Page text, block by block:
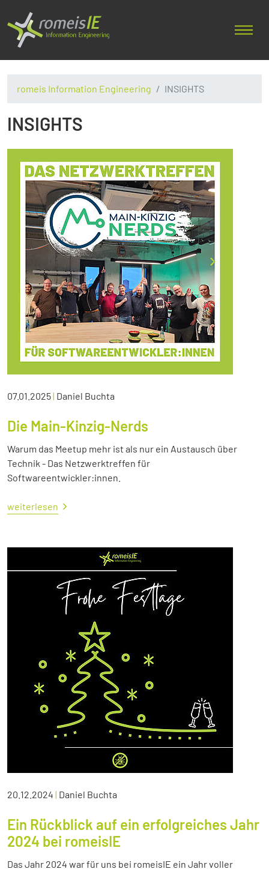
romeis Information Engineering INSIGHTS
INSIGHTS
07.01.2025| Daniel Buchta
Die Main-Kinzig-Nerds
Warum das Meetup mehr ist als nur ein Austausch über
Technik - Das Netzwerktreffen für
Softwareentwickler:innen.
weiterlesen
20.12.2024 | Daniel Buchta
Ein Rückblick auf ein erfolgreiches Jahr
2024 bei romeisIE
Das Jahr 2024 war für uns bei romeisIE ein Jahr voller